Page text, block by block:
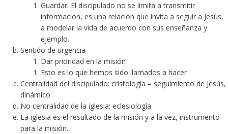
Guardar. El discipulado no se limita a transmitir
información, es una relación que invita a seguir a Jesús,
a modelar la vida de acuerdo con sus enseñanza y
ejemplo.
Sentido de urgencia
Dar prioridad en la misión
Esto es lo que hemos sido llamados a hacer
Centralidad del discipulado: cristología – seguimiento de Jesús,
dinámico
No centralidad de la iglesia: eclesiología
La iglesia es el resultado de la misión y a la vez, instrumento
para la misión.